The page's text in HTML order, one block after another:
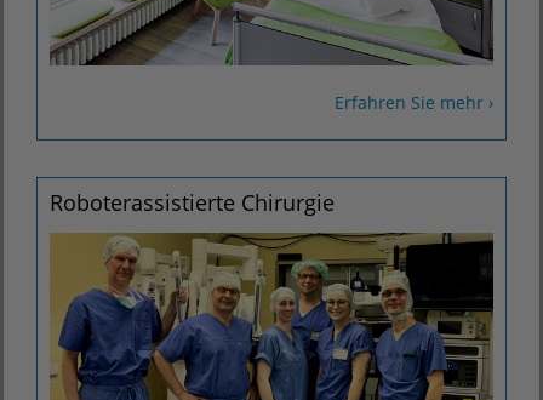
Erfahren Sie mehr ›
Roboterassistierte Chirurgie